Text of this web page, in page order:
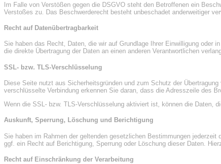
Im Falle von Verstößen gegen die DSGVO steht den Betroffenen ein
Verstoßes zu. Das Beschwerderecht besteht unbeschadet anderweitiger
Recht auf Datenübertragbarkeit
Sie haben das Recht, Daten, die wir auf Grundlage Ihrer Einwilligung oder
die direkte Übertragung der Daten an einen anderen Verantwortlichen
SSL- bzw. TLS-Verschlüsselung
Diese Seite nutzt aus Sicherheitsgründen und zum Schutz der
verschlüsselte Verbindung erkennen Sie daran, dass die Adresszeile des
Wenn die SSL- bzw. TLS-Verschlüsselung aktiviert ist, können die Daten,
Auskunft, Sperrung, Löschung und Berichtigung
Sie haben im Rahmen der geltenden gesetzlichen Bestimmungen
ggf. ein Recht auf Berichtigung, Sperrung oder Löschung dieser Daten.
Recht auf Einschränkung der Verarbeitung